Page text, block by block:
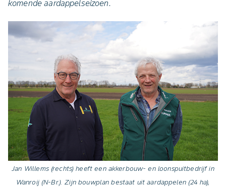
komende aardappelseizoen.
Jan Willems (rechts) heeft een akkerbouw- en loonspuitbedrijf in
Wanroij (N-Br.). Zijn bouwplan bestaat uit aardappelen (24 ha),